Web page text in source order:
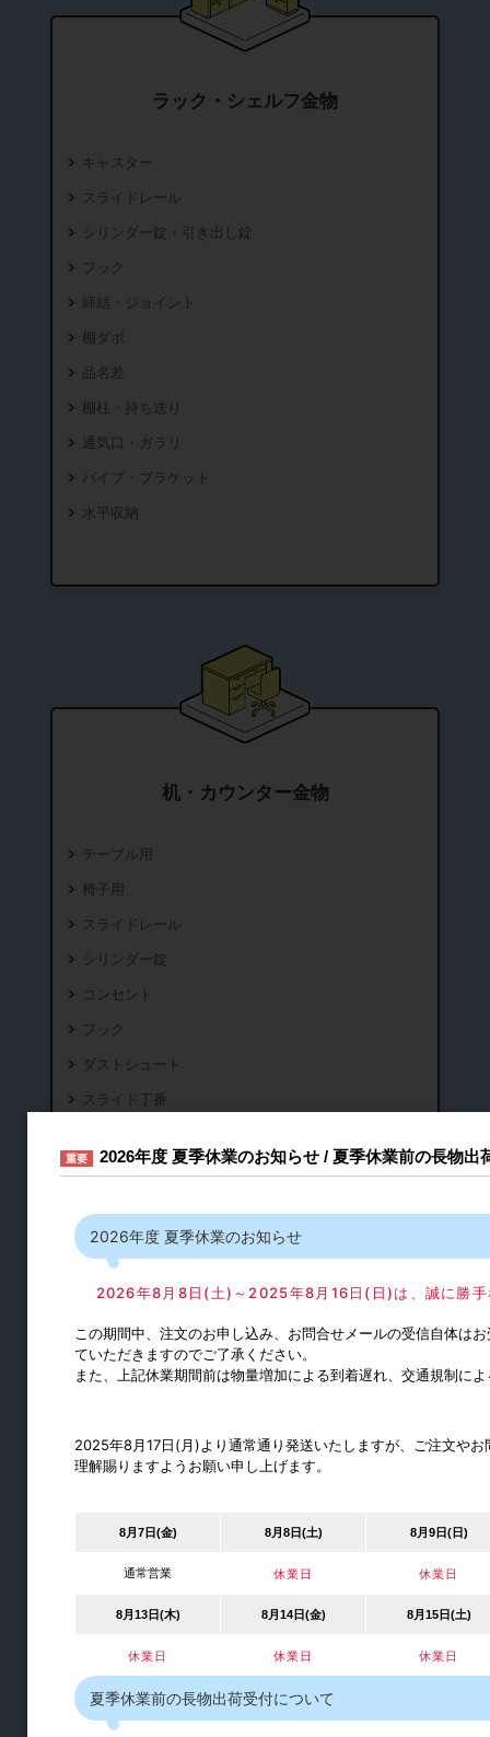
ラック・シェルフ金物
キャスター
スライドレール
シリンダー錠・引き出し錠
フック
締結・ジョイント
棚ダボ
品名差
棚柱・持ち送り
通気口・ガラリ
パイプ・ブラケット
水平収納
机・カウンター金物
テーブル用
椅子用
スライドレール
シリンダー錠
コンセント
フック
ダストシュート
スライド丁番
ステー・ヒンジ
取手・つまみ
引戸用レール
物干金物類
ピクチャーレール
障子紙
重要 2026年度 夏季休業のお知らせ / 夏季休業前の長物出
2026年度 夏季休業のお知らせ
2026年8月8日(土)～2025年8月16日(日)は、誠に勝手
この期間中、注文のお申し込み、お問合せメールの受信自体は
ていただきますのでご了承ください。
また、上記休業期間前は物量増加による到着遅れ、交通規制に
2025年8月17日(月)より通常通り発送いたしますが、ご注文や
理解賜りますようお願い申し上げます。
8月7日(金) 8月8日(土) 8月9日(日)
通常営業 休業日 休業日
8月13日(木) 8月14日(金) 8月15日(土)
休業日 休業日 休業日
夏季休業前の長物出荷受付について